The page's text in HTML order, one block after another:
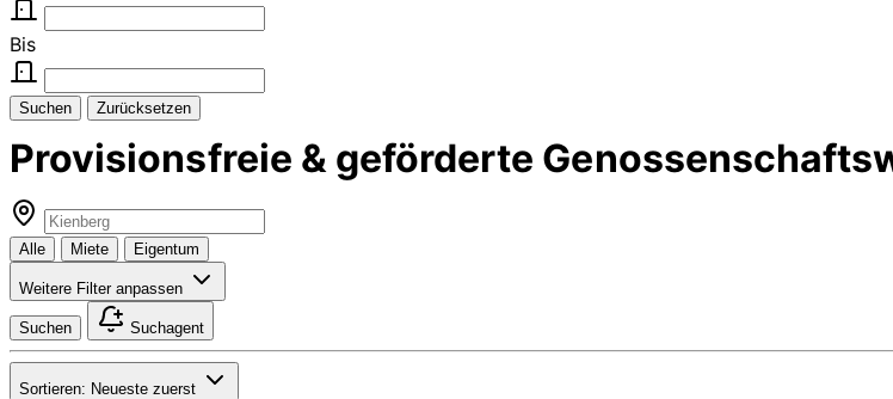
Bis
Suchen Zurücksetzen
Provisionsfreie & geförderte
Alle Miete Eigentum
Weitere Filter anpassen
Suchen Suchagent
Sortieren: Neueste zuerst